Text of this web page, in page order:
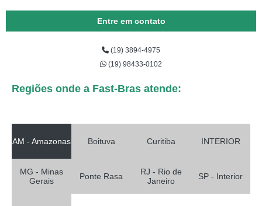
Entre em contato
(19) 3894-4975
(19) 98433-0102
Regiões onde a Fast-Bras atende:
AM - Amazonas Boituva Curitiba INTERIOR
MG - Minas
Gerais
Ponte Rasa
RJ - Rio de
Janeiro
SP - Interior